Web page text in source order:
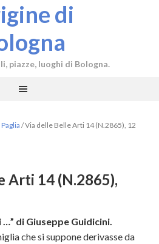
di
piazze, luoghi di Bologna.
/Via delle Belle Arti 14 (N.2865), 12
Arti 14 (N.2865),
di Giuseppe Guidicini.
che si suppone derivasse da